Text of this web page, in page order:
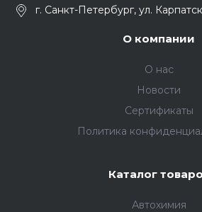
г. Санкт-Петербург, ул.
О компании
О нас
Новости
Сертификаты
Политика
Каталог
Автохимия